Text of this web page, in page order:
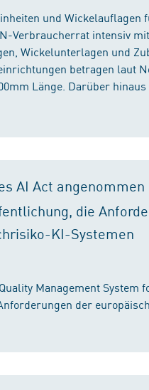
und Wickelauflagen
Verbraucherrat intensiv
Wickelunterlagen und
betragen laut
Länge. Darüber
AI Act angenommen
die
KI-Systemen
Management System
der